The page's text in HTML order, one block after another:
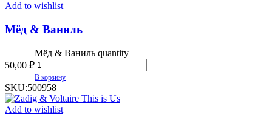
Add to wishlist
Мёд & Ваниль
50,00 ₽
Мёд & Ваниль quantity
В корзину
SKU:500958
Add to wishlist